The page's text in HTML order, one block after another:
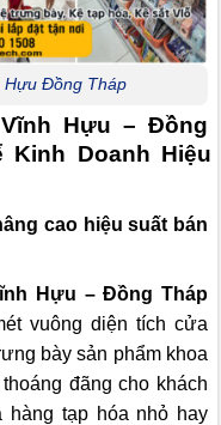
Hựu Đồng Tháp
Hựu – Đồng
Doanh Hiệu
cao hiệu suất bán
Hựu – Đồng Tháp
vuông diện tích cửa
bày sản phẩm khoa
đãng cho khách
hàng tạp hóa nhỏ hay